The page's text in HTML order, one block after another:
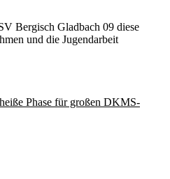
Bergisch Gladbach 09 diese
und die Jugendarbeit
Phase für großen DKMS-